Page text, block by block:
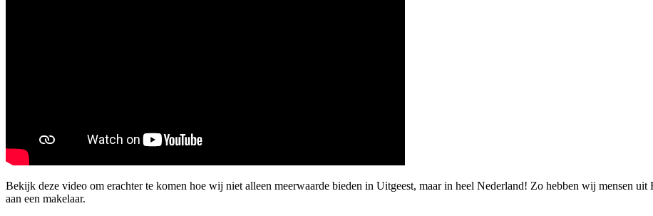
Bekijk deze video om erachter te komen hoe wij niet alleen meerwaarde bieden in Uitgeest, maar in heel Nederland! Zo hebben wij mensen
aan een makelaar.